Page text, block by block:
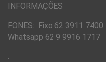
INFORMAÇÕES
FONES: Fixo 62 3911
Whatsapp 62 9 9916 1717
.